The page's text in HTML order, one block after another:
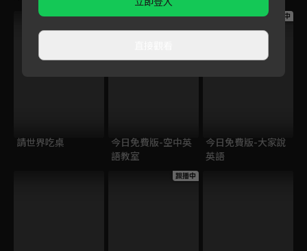
跟播中
請世界吃桌
跟播中
今日免費版-空中英
語教室
跟播中
今日免費版-大家說
英語
跟播中